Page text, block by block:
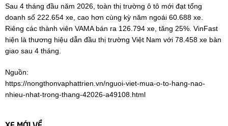
Sau 4 tháng đầu năm 2026, toàn thị trường ô tô mới đạt tổng
doanh số 222.654 xe, cao hơn cùng kỳ năm ngoái 60.688 xe.
Riêng các thành viên VAMA bán ra 126.794 xe, tăng 25%. VinFast
hiện là thương hiệu dẫn đầu thị trường Việt Nam với 78.458 xe bàn
giao sau 4 tháng.
Nguồn:
https://nongthonvaphattrien.vn/nguoi-viet-mua-o-to-hang-nao-
nhieu-nhat-trong-thang-42026-a49108.html